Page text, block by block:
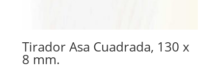
Tirador Asa Cuadrada, 130 x
8 mm.